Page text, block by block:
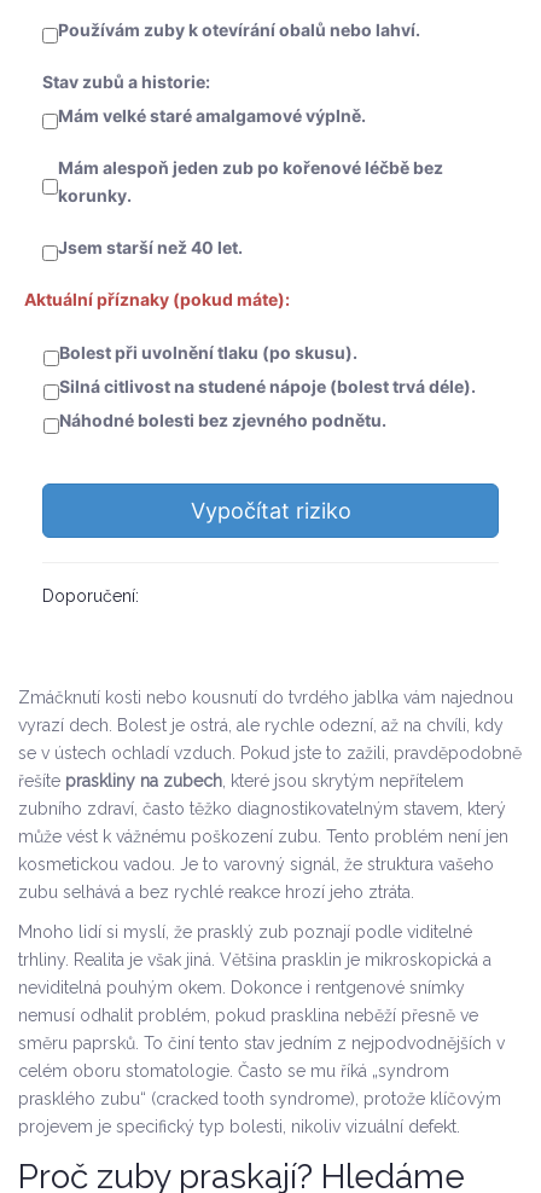
Používám zuby k otevírání obalů nebo lahví.
Stav zubů a historie:
Mám velké staré amalgamové výplně.
Mám alespoň jeden zub po kořenové léčbě bez
korunky.
Jsem starší než 40 let.
Aktuální příznaky (pokud máte):
Bolest při uvolnění tlaku (po skusu).
Silná citlivost na studené nápoje (bolest trvá déle).
Náhodné bolesti bez zjevného podnětu.
Vypočítat riziko
Doporučení:
Zmáčknutí kosti nebo kousnutí do tvrdého jablka vám najednou
vyrazí dech. Bolest je ostrá, ale rychle odezní, až na chvíli, kdy
se v ústech ochladí vzduch. Pokud jste to zažili, pravděpodobně
řešíte praskliny na zubech , které jsou skrytým nepřítelem
zubního zdraví, často těžko diagnostikovatelným stavem, který
může vést k vážnému poškození zubu Tento problém není jen
kosmetickou vadou. Je to varovný signál, že struktura vašeho
zubu selhává a bez rychlé reakce hrozí jeho ztráta.
Mnoho lidí si myslí, že prasklý zub poznají podle viditelné
trhliny. Realita je však jiná. Většina prasklin je mikroskopická a
neviditelná pouhým okem. Dokonce i rentgenové snímky
nemusí odhalit problém, pokud prasklina neběží přesně ve
směru paprsků. To činí tento stav jedním z nejpodvodnějších v
celém oboru stomatologie. Často se mu říká „syndrom
prasklého zubu“ (cracked tooth syndrome), protože klíčovým
projevem je specifický typ bolesti, nikoliv vizuální defekt.
Proč zuby praskají? Hledáme